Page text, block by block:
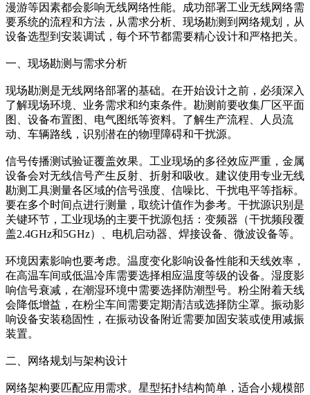
漫游等因素都会影响无线网络性能。成功部署工业无线网络需
要系统的流程和方法，从需求分析、现场勘测到网络规划，从
设备选型到安装调试，每个环节都需要精心设计和严格把关。
一、现场勘测与需求分析
现场勘测是无线网络部署的基础。在开始设计之前，必须深入
了解现场环境、业务需求和约束条件。勘测前要收集厂区平面
图、设备布置图、电气图纸等资料。了解生产流程、人员流
动、车辆路线，识别潜在的物理障碍和干扰源。
信号传播测试验证覆盖效果。工业现场的多径效应严重，金属
设备会对无线信号产生反射、折射和吸收。建议使用专业无线
勘测工具测量各区域的信号强度、信噪比、干扰电平等指标。
要在多个时间点进行测量，取统计值作为参考。干扰源识别是
关键环节，工业现场的主要干扰源包括：变频器（干扰频段覆
盖2.4GHz和5GHz）、电机启动器、焊接设备、微波设备等。
环境因素影响也要考虑。温度变化影响设备性能和天线效率，
在高温车间或低温冷库需要选择相应温度等级的设备。湿度影
响信号衰减，在潮湿环境中需要选择防潮型号。粉尘附着天线
会降低增益，在粉尘车间需要定期清洁或选择防尘罩。振动影
响设备安装稳固性，在振动设备附近需要加固安装或使用减振
装置。
二、网络规划与架构设计
网络架构要匹配应用需求。星型拓扑结构简单，适合小规模部